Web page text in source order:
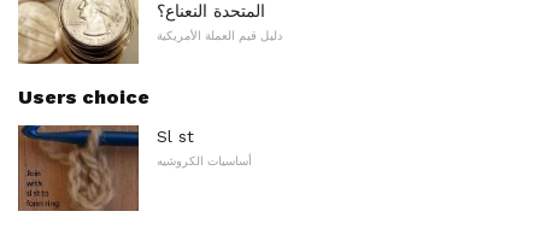
المتحدة النعناع؟
دليل قيم العملة الأمريكية
Users choice
Sl st
أساسيات الكروشيه